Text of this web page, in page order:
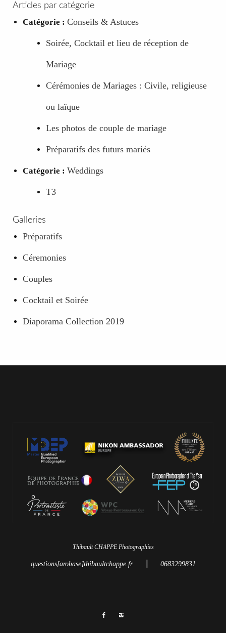
Articles par catégorie
Catégorie : Conseils & Astuces
Soirée, Cocktail et lieu de réception de
Mariage
Cérémonies de Mariages : Civile, religieuse
ou laïque
Les photos de couple de mariage
Préparatifs des futurs mariés
Catégorie : Weddings
T3
Galleries
Préparatifs
Céremonies
Couples
Cocktail et Soirée
Diaporama Collection 2019
Thibault CHAPPE Photographies
questions[arobase]thibaultchappe.fr 0683299831